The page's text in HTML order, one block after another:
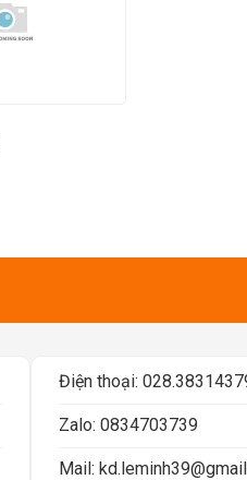
Điện thoại:
Zalo: 0834703739
Mail: